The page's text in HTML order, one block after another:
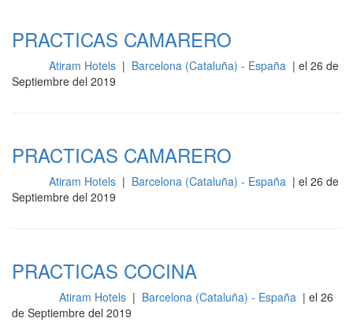
PRACTICAS CAMARERO
Atiram Hotels | Barcelona (Cataluña) - España | el 26 de
Septiembre del 2019
PRACTICAS CAMARERO
Atiram Hotels | Barcelona (Cataluña) - España | el 26 de
Septiembre del 2019
PRACTICAS COCINA
Atiram Hotels | Barcelona (Cataluña) - España | el 26
de Septiembre del 2019